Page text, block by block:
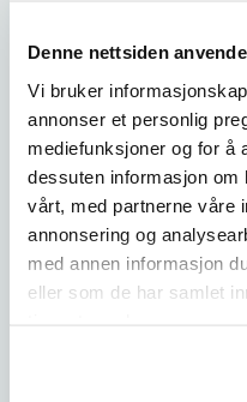
Denne nettsiden
Vi bruker
annonser et personlig
mediefunksjoner og for å
dessuten informasjon om
vårt, med partnerne våre
annonsering og
med annen informasjon
eller som de har samlet
prosessering.
Miljøanalyse:
miljøovervåking og
Tekniske
Hastighetsområde:
Maksimal
Sluttfinhet: ned til
ringsikter
Final fineness:
Batch size / feed
quantity:
Speed at 50 Hz (60
Hz):